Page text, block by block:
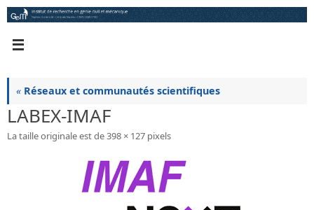
Passer
au
« Réseaux et communautés scientifiques
LABEX-IMAF
La taille originale est de398 × 127 pixels